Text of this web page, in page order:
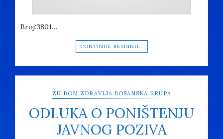
Broj:3801…
CONTINUE READING…
ZU DOM ZDRAVLJA BOSANSKA KRUPA
ODLUKA O PONIŠTENJU
JAVNOG POZIVA